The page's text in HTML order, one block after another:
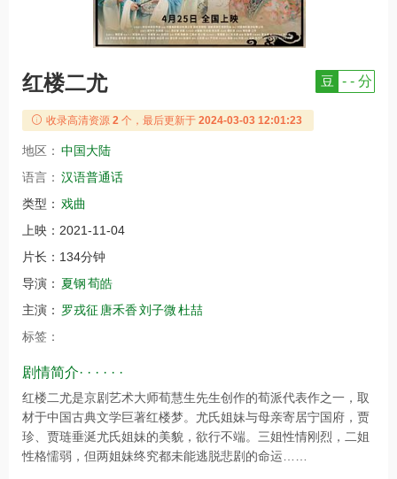
红楼二尤 豆 - - 分
收录高清资源 2 个，最后更新于 2024-03-03 12:01:23
地区： 中国大陆
语言： 汉语普通话
类型： 戏曲
上映： 2021-11-04
片长： 134分钟
导演： 夏钢荀皓
主演： 罗戎征 唐禾香刘子微杜喆
标签：
剧情简介· · · · · ·
红楼二尤是京剧艺术大师荀慧生先生创作的荀派代表作之一，取
材于中国古典文学巨著红楼梦。尤氏姐妹与母亲寄居宁国府，贾
珍、贾琏垂涎尤氏姐妹的美貌，欲行不端。三姐性情刚烈，二姐
性格懦弱，但两姐妹终究都未能逃脱悲剧的命运……